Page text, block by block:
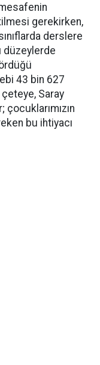
gerekirken,
derslere
düzeylerde
43 bin 627
çeteye, Saray
bu ihtiyacı